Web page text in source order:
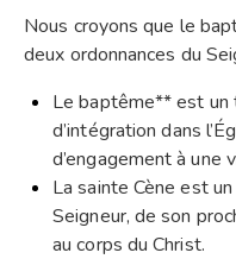
Nous croyons que le
deux ordonnances du
Le baptême** est un
d’intégration dans
d’engagement à une
La sainte Cène est
Seigneur, de son
au corps du Christ.